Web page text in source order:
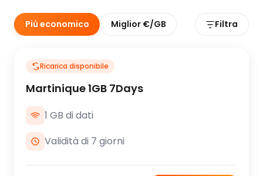
Più economico Miglior €/GB Filtra
Ricarica disponibile
Martinique 1GB 7Days
1 GB di dati
Validità di 7 giorni